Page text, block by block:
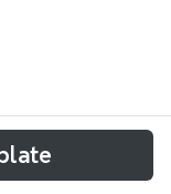
Mejora' de la